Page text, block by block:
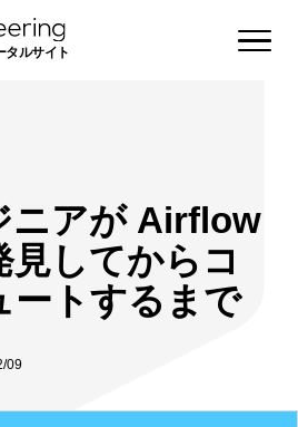
タルサイト
ニアが Airflow
見してからコ
ートするまで
09